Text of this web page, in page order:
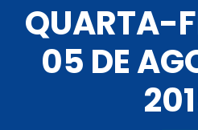
QUARTA-
05 DE